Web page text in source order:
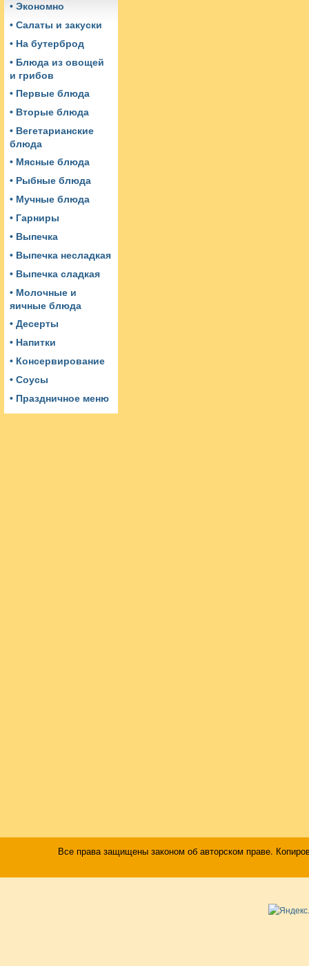
• Экономно
• Салаты и закуски
• На бутерброд
• Блюда из овощей
и грибов
• Первые блюда
• Вторые блюда
• Вегетарианские
блюда
• Мясные блюда
• Рыбные блюда
• Мучные блюда
• Гарниры
• Выпечка
• Выпечка несладкая
• Выпечка сладкая
• Молочные и
яичные блюда
• Десерты
• Напитки
• Консервирование
• Соусы
• Праздничное меню
Все права защищены законом об авторском праве.